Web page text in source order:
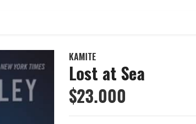
KAMITE
Lost at Sea
$23.000